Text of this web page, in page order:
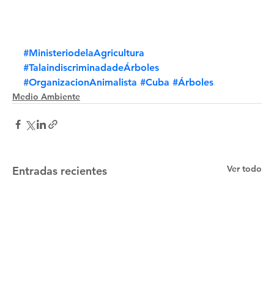
#MinisteriodelaAgricultura
#TalaindiscriminadadeÁrboles
#OrganizacionAnimalista #Cuba #Árboles
Medio Ambiente
Entradas recientes Ver todo